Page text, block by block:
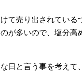
て売り出されている
が多いので、塩分高
日と言う事を考えて